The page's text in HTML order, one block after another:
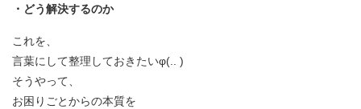
・どう解決するのか
これを、
言葉にして整理しておきたいφ(.. )
そうやって、
お困りごとからの本質を